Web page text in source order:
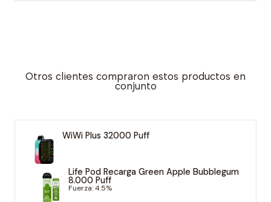
Otros clientes compraron estos productos en
conjunto
WiWi Plus 32000 Puff
Life Pod Recarga Green Apple Bubblegum
8.000 Puff
Fuerza: 4.5%